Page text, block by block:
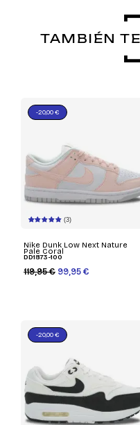
TAMBIÉN
(3)
Nike Dunk Low Next Nature
Pale Coral
DD1873-100
119,95 € 99,95 €
-20,00 €
-20,00 €